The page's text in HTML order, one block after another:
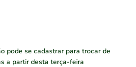
pode se cadastrar para trocar de
a partir desta terça-feira